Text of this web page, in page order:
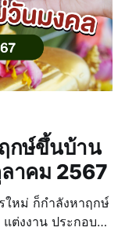
กษ์ขึ้นบ้าน
าคม 2567
ใหม่ ก็กำลังหาฤกษ์
ต่งงาน ประกอบ